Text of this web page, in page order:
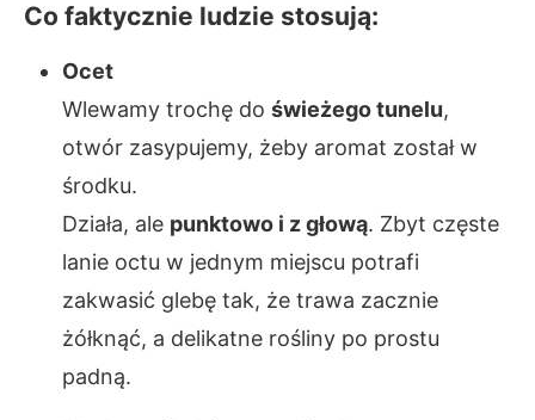
Co faktycznie ludzie stosują:
Ocet
Wlewamy trochę do świeżego tunelu,
otwór zasypujemy, żeby aromat został w
środku.
Działa, ale punktowo i z głową. Zbyt częste
lanie octu w jednym miejscu potrafi
zakwasić glebę tak, że trawa zacznie
żółknąć, a delikatne rośliny po prostu
padną.